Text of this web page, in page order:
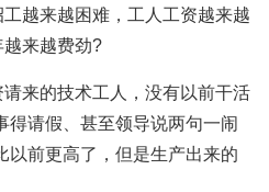
越来越困难，工人工资越来越
来越费劲?
来的技术工人，没有以前干活
得请假、甚至领导说两句一闹
以前更高了，但是生产出来的